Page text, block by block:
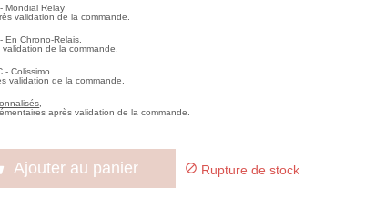
Mondial Relay
validation de la commande.
En Chrono-Relais.
de la commande.
- Colissimo
validation de la commande.
après validation de la commande.
Ajouter au panier  Rupture de stock